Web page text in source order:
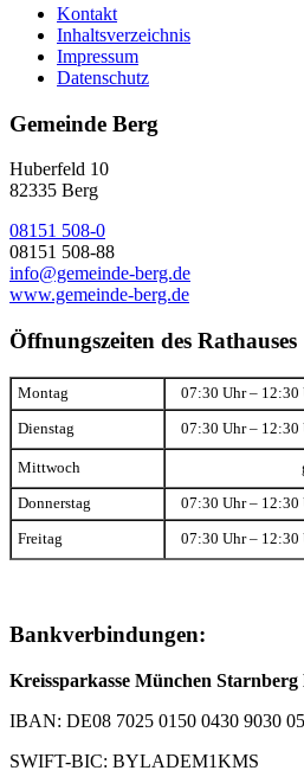
Kontakt
Inhaltsverzeichnis
Impressum
Datenschutz
Gemeinde Berg
Huberfeld 10
82335 Berg
08151 508-0
08151 508-88
info@gemeinde-berg.de
www.gemeinde-berg.de
Öffnungszeiten des Rathauses
Montag 07:30 Uhr – 12:30
Dienstag 07:30 Uhr – 12:30
Mittwoch
Donnerstag 07:30 Uhr – 12:30
Freitag 07:30 Uhr – 12:30
Bankverbindungen:
Kreissparkasse München Starnberg
IBAN: DE08 7025 0150 0430 9030 05
SWIFT-BIC: BYLADEM1KMS